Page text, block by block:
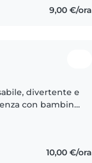
9,00 €/ora
divertente e
con bambini
10,00 €/ora